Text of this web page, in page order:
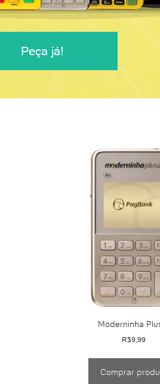
Peça já!
Moderninha
R$9,99
Comprar